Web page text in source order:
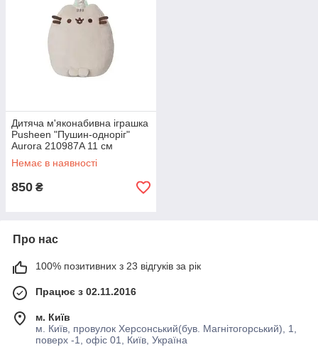
Дитяча м'яконабивна іграшка
Pusheen "Пушин-одноріг"
Aurora 210987A 11 см
Немає в наявності
850 ₴
Про нас
100% позитивних з 23 відгуків за рік
Працює з 02.11.2016
м. Київ
м. Київ, провулок Херсонський(був. Магнітогорський), 1,
поверх -1, офіс 01, Київ, Україна